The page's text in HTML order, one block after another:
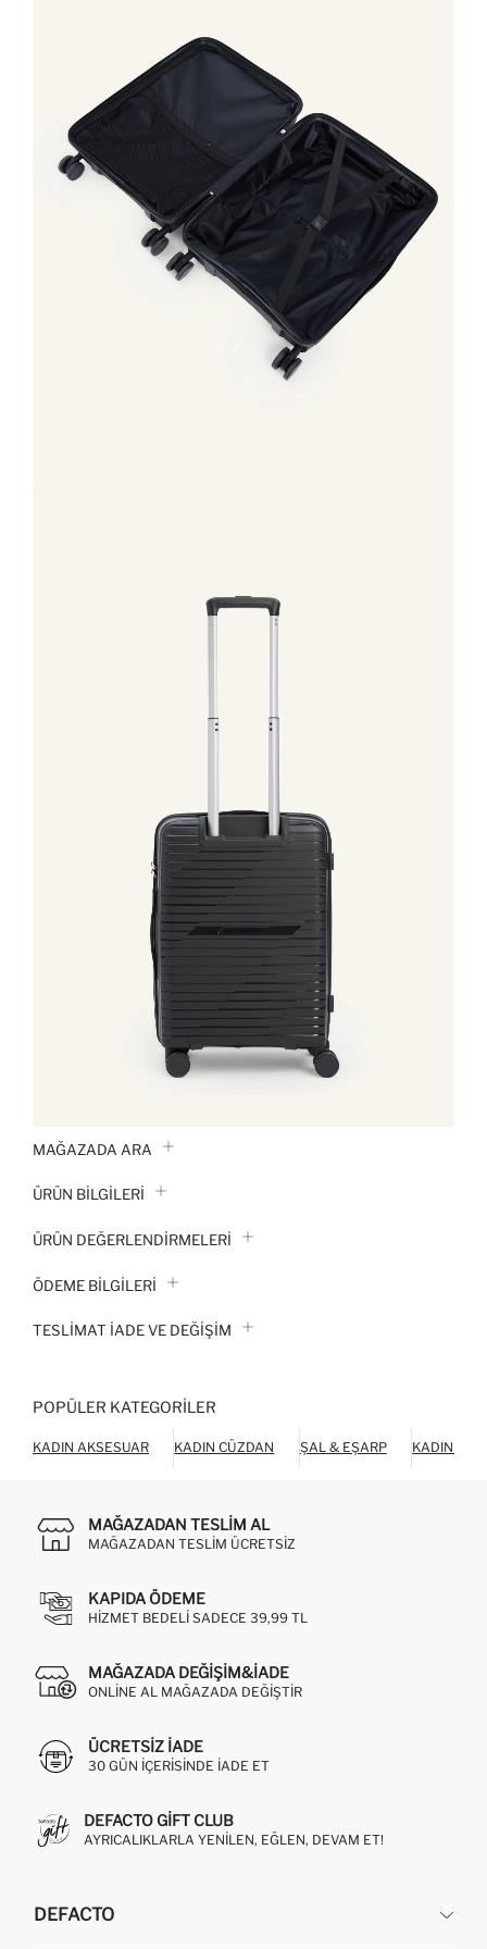
MAĞAZADA ARA
ÜRÜN BILGILERI
ÜRÜN DEĞERLENDİRMELERİ
ÖDEME BİLGİLERİ
TESLIMAT İADE VE DEĞIŞIM
POPÜLER KATEGORILER
KADIN AKSESUAR KADIN CÜZDAN ŞAL & EŞARP KADIN
MAĞAZADAN TESLIM AL
MAĞAZADAN TESLIM ÜCRETSIZ
KAPIDA ÖDEME
HIZMET BEDELI SADECE 39,99 TL
MAĞAZADA DEĞIŞIM&İADE
ONLINE AL MAĞAZADA DEĞIŞTIR
ÜCRETSIZ IADE
30 GÜN IÇERISINDE IADE ET
DEFACTO GIFT CLUB
AYRICALIKLARLA YENILEN, EĞLEN, DEVAM ET!
DEFACTO